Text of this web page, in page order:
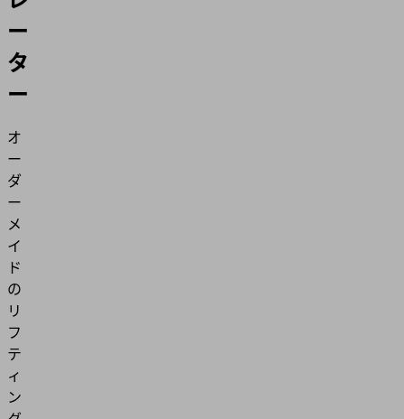
ー
タ
ー
オ
ー
ダ
ー
メ
イ
ド
の
リ
フ
テ
ィ
ン